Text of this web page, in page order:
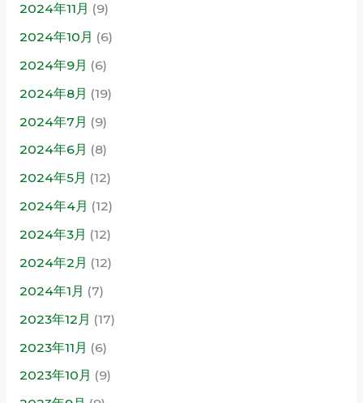
2024年11月 (9)
2024年10月 (6)
2024年9月 (6)
2024年8月 (19)
2024年7月 (9)
2024年6月 (8)
2024年5月 (12)
2024年4月 (12)
2024年3月 (12)
2024年2月 (12)
2024年1月 (7)
2023年12月 (17)
2023年11月 (6)
2023年10月 (9)